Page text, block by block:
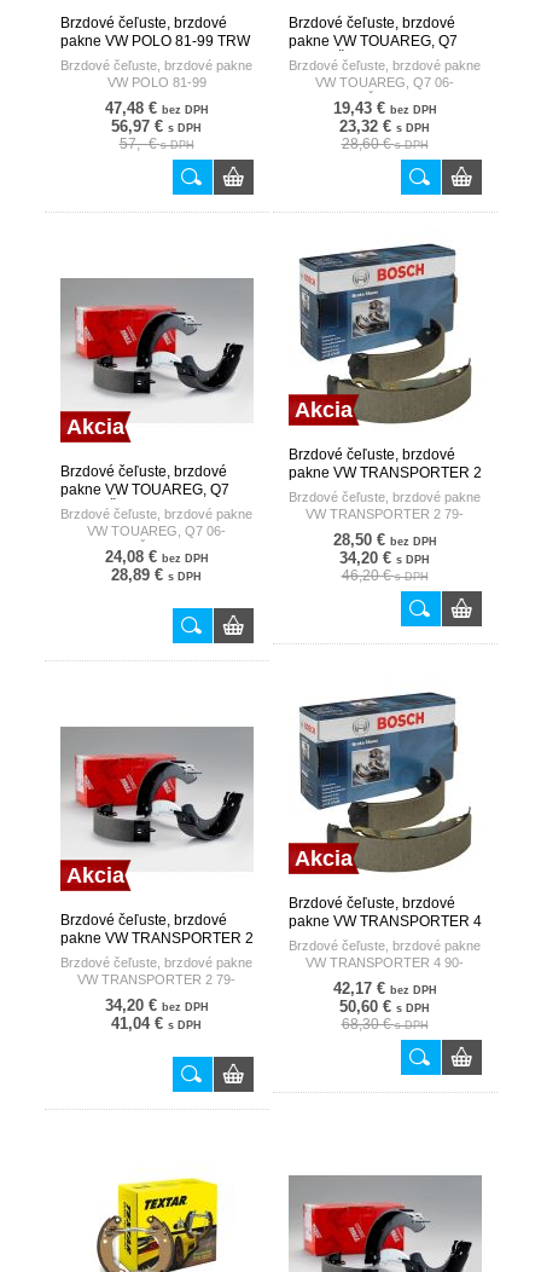
Brzdové čeľuste, brzdové
pakne VW POLO 81-99 TRW
Brzdové čeľuste, brzdové pakne
VW POLO 81-99
47,48 € bez DPH
56,97 € s DPH
57,- €s DPH
Brzdové čeľuste, brzdové
pakne VW TOUAREG, Q7
06- RUČ.BRZDA TEXTAR
Brzdové čeľuste, brzdové pakne
VW TOUAREG, Q7 06-
RUČ.BRZDA
19,43 € bez DPH
23,32 € s DPH
28,60 €s DPH
Akcia
Brzdové čeľuste, brzdové
pakne VW TOUAREG, Q7
06- RUČ.BRZDA TRW
Brzdové čeľuste, brzdové pakne
VW TOUAREG, Q7 06-
RUČ.BRZDA
24,08 € bez DPH
28,89 € s DPH
Akcia
Brzdové čeľuste, brzdové
pakne VW TRANSPORTER 2
79- /252X56/ BOSCH
Brzdové čeľuste, brzdové pakne
VW TRANSPORTER 2 79-
/252X56/
28,50 € bez DPH
34,20 € s DPH
46,20 €s DPH
Akcia
Brzdové čeľuste, brzdové
pakne VW TRANSPORTER 2
79- /252X56/ TRW
Brzdové čeľuste, brzdové pakne
VW TRANSPORTER 2 79-
/252X56/
34,20 € bez DPH
41,04 € s DPH
Akcia
Brzdové čeľuste, brzdové
pakne VW TRANSPORTER 4
90- /268X55/ BOSCH
Brzdové čeľuste, brzdové pakne
VW TRANSPORTER 4 90-
/268X55/
42,17 € bez DPH
50,60 € s DPH
68,30 €s DPH